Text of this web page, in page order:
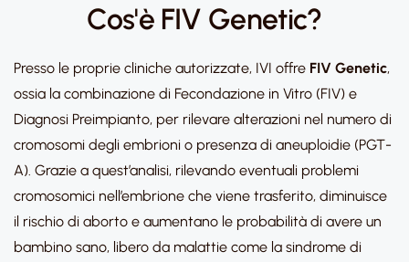
Cos'è FIV Genetic?
Presso le proprie cliniche autorizzate, IVI offre FIV Genetic,
ossia la combinazione di Fecondazione in Vitro (FIV) e
Diagnosi Preimpianto, per rilevare alterazioni nel numero di
cromosomi degli embrioni o presenza di aneuploidie (PGT-
A). Grazie a quest’analisi, rilevando eventuali problemi
cromosomici nell’embrione che viene trasferito, diminuisce
il rischio di aborto e aumentano le probabilità di avere un
bambino sano, libero da malattie come la sindrome di